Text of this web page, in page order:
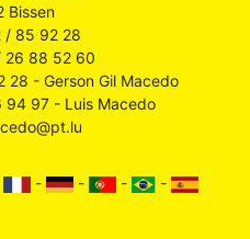
Bissen
85 92 28
26 88 52 60
- Gerson Gil Macedo
97 - Luis Macedo
- - - -